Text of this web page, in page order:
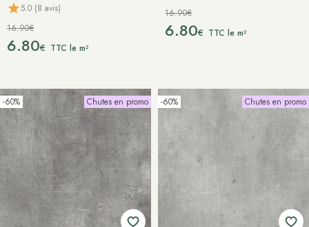
5.0 (8 avis)
16.90€
6.80€ TTC le m²
16.90€
6.80€ TTC le m²
-60% Chutes en promo -60% Chutes en promo